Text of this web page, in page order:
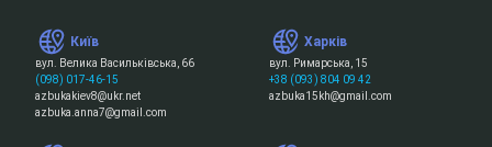
Київ
вул. Велика Васильківська, 66
(098) 017-46-15
azbukakiev8@ukr.net
azbuka.anna7@gmail.com
Харків
вул. Римарська, 15
+38 (093) 804 09 42
azbuka15kh@gmail.com